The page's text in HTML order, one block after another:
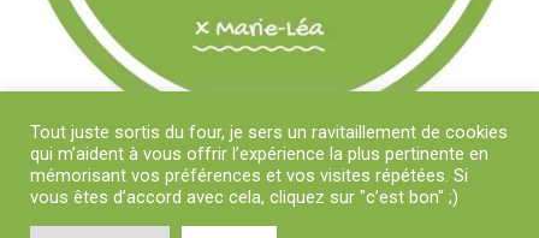
Tout juste sortis du four, je sers un ravitaillement de cookies
qui m’aident à vous offrir l’expérience la plus pertinente en
mémorisant vos préférences et vos visites répétées. Si
vous êtes d’accord avec cela, cliquez sur "c’est bon" ;)